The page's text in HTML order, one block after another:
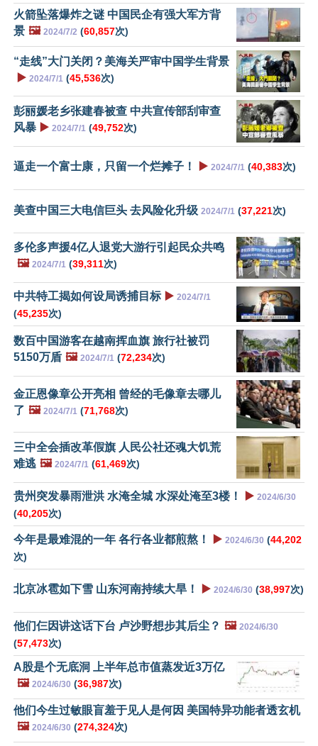
火箭坠落爆炸之谜 中国民企有强大军方背
景 🖼️ 2024/7/2 (60,857次)
“走线”大门关闭？美海关严审中国学生背景
▶️ 2024/7/1 (45,536次)
彭丽媛老乡张建春被查 中共宣传部刮审查
风暴 ▶️ 2024/7/1 (49,752次)
逼走一个富士康，只留一个烂摊子！ ▶️ 2024/7/1 (40,383次)
美查中国三大电信巨头 去风险化升级 2024/7/1 (37,221次)
多伦多声援4亿人退党大游行引起民众共鸣
🖼️ 2024/7/1 (39,311次)
中共特工揭如何设局诱捕目标 ▶️ 2024/7/1
(45,235次)
数百中国游客在越南挥血旗 旅行社被罚
5150万盾 🖼️ 2024/7/1 (72,234次)
金正恩像章公开亮相 曾经的毛像章去哪儿
了 🖼️ 2024/7/1 (71,768次)
三中全会插改革假旗 人民公社还魂大饥荒
难逃 🖼️ 2024/7/1 (61,469次)
贵州突发暴雨泄洪 水淹全城 水深处淹至3楼！ ▶️ 2024/6/30
(40,205次)
今年是最难混的一年 各行各业都煎熬！ ▶️ 2024/6/30 (44,202
次)
北京冰雹如下雪 山东河南持续大旱！ ▶️ 2024/6/30 (38,997次)
他们仨因讲这话下台 卢沙野想步其后尘？ 🖼️ 2024/6/30
(57,473次)
A股是个无底洞 上半年总市值蒸发近3万亿
🖼️ 2024/6/30 (36,987次)
他们今生过敏眼盲羞于见人是何因 美国特异功能者透玄机
🖼️ 2024/6/30 (274,324次)